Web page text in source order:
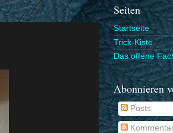
Seiten
Startseite
Trick-Kiste
Das offene
Abonnieren
Posts